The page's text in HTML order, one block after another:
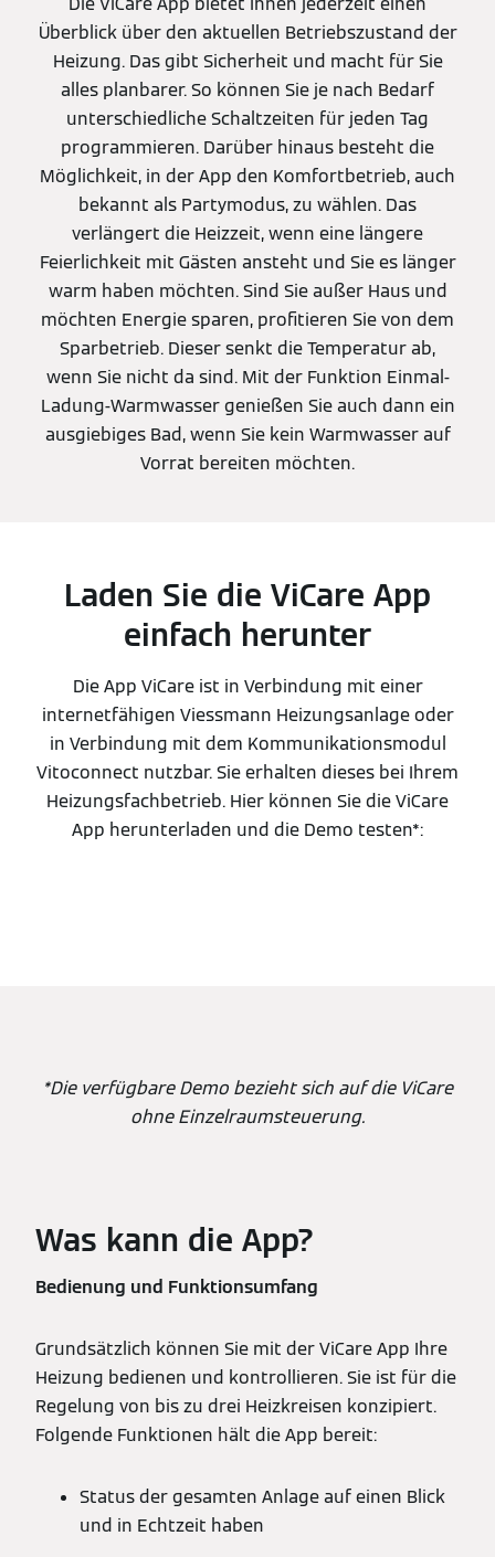
Überblick über den aktuellen Betriebszustand der
Heizung. Das gibt Sicherheit und macht für Sie
alles planbarer. So können Sie je nach Bedarf
unterschiedliche Schaltzeiten für jeden Tag
programmieren. Darüber hinaus besteht die
Möglichkeit, in der App den Komfortbetrieb, auch
bekannt als Partymodus, zu wählen. Das
verlängert die Heizzeit, wenn eine längere
Feierlichkeit mit Gästen ansteht und Sie es länger
warm haben möchten. Sind Sie außer Haus und
möchten Energie sparen, profitieren Sie von dem
Sparbetrieb. Dieser senkt die Temperatur ab,
wenn Sie nicht da sind. Mit der Funktion Einmal-
Ladung-Warmwasser genießen Sie auch dann ein
ausgiebiges Bad, wenn Sie kein Warmwasser auf
Vorrat bereiten möchten.
Laden Sie die ViCare App
einfach herunter
Die App ViCare ist in Verbindung mit einer
internetfähigen Viessmann Heizungsanlage oder
in Verbindung mit dem Kommunikationsmodul
Vitoconnect nutzbar. Sie erhalten dieses bei Ihrem
Heizungsfachbetrieb. Hier können Sie die ViCare
App herunterladen und die Demo testen*:
*Die verfügbare Demo bezieht sich auf die ViCare
ohne Einzelraumsteuerung.
Was kann die App?
Bedienung und Funktionsumfang
Grundsätzlich können Sie mit der ViCare App Ihre
Heizung bedienen und kontrollieren. Sie ist für die
Regelung von bis zu drei Heizkreisen konzipiert.
Folgende Funktionen hält die App bereit:
Status der gesamten Anlage auf einen Blick
und in Echtzeit haben